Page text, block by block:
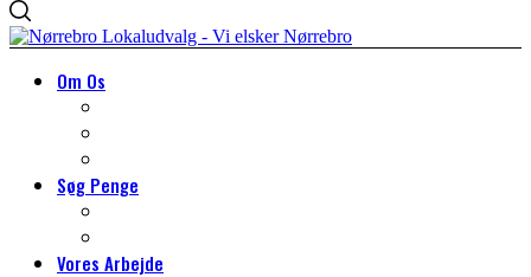
Om Os
Søg Penge
Vores Arbejde